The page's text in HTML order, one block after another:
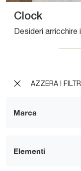
AZZERA I FILTRI
Marca
Elementi
Clock